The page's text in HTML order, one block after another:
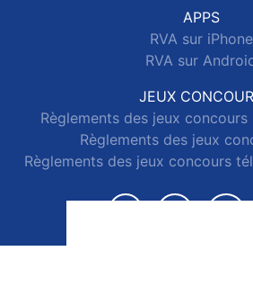
APPS
RVA sur iPhone
RVA sur
JEUX
Règlements des jeux
Règlements des jeux
Règlements des jeux concours